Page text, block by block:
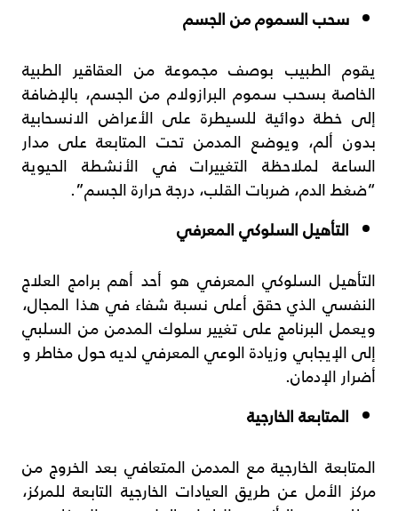
سحب السموم من الجسم
يقوم الطبيب بوصف مجموعة من العقاقير الطبية
الخاصة بسحب سموم البرازولام من الجسم، بالإضافة
إلى خطة دوائية للسيطرة على الأعراض الانسحابية
بدون ألم، ويوضع المدمن تحت المتابعة على مدار
الساعة لملاحظة التغييرات في الأنشطة الحيوية
“ضغط الدم، ضربات القلب، درجة حرارة الجسم”.
التأهيل السلوكي المعرفي
التأهيل السلوكي المعرفي هو أحد أهم برامج العلاج
النفسي الذي حقق أعلى نسبة شفاء في هذا المجال،
ويعمل البرنامج على تغيير سلوك المدمن من السلبي
إلى الإيجابي وزيادة الوعي المعرفي لديه حول مخاطر و
أضرار الإدمان.
المتابعة الخارجية
المتابعة الخارجية مع المدمن المتعافي بعد الخروج من
مركز الأمل عن طريق العيادات الخارجية التابعة للمركز،